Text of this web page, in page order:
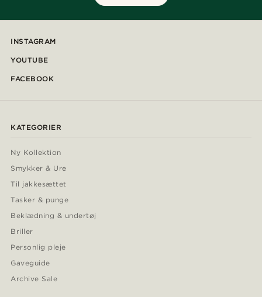
INSTAGRAM
YOUTUBE
FACEBOOK
KATEGORIER
Ny Kollektion
Smykker & Ure
Til jakkesættet
Tasker & punge
Beklædning & undertøj
Briller
Personlig pleje
Gaveguide
Archive Sale